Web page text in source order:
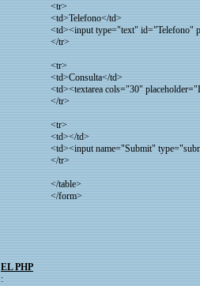
<tr>
<td>Telefono</td>
<td><input type="text" id="Telefono"
</tr>
<tr>
<td>Consulta</td>
<td><textarea cols="30"
</tr>
<tr>
<td></td>
<td><input name="Submit" type="submit"
</tr>
</table>
</form>
EL PHP
: